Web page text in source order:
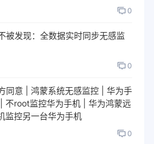
0
被发现：全数据实时同步无感监
0
同意 | 鸿蒙系统无感监控 | 华为手
不root监控华为手机 | 华为鸿蒙远
监控另一台华为手机
0